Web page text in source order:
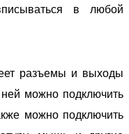
в любой
разъемы и выходы
можно подключить
можно подключить